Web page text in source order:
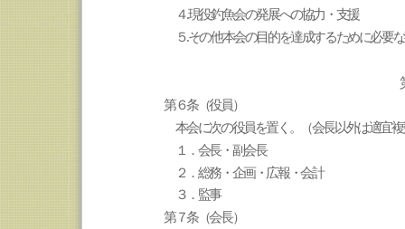
４.現役釣魚会の発展への協力・支援
５.その他本会の目的を達成するために必要
第６条（役員）
本会に次の役員を置く。（会長以外は適宜
１．会長・副会長
２．総務・企画・広報・会計
３．監事
第７条（会長）